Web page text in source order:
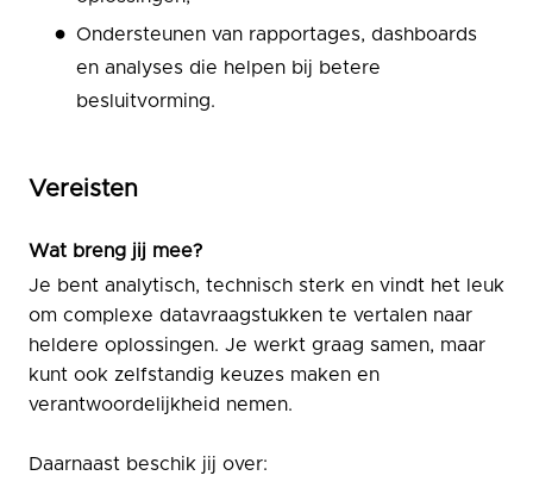
Ondersteunen van rapportages, dashboards
en analyses die helpen bij betere
besluitvorming.
Vereisten
Wat breng jij mee?
Je bent analytisch, technisch sterk en vindt het leuk
om complexe datavraagstukken te vertalen naar
heldere oplossingen. Je werkt graag samen, maar
kunt ook zelfstandig keuzes maken en
verantwoordelijkheid nemen.
Daarnaast beschik jij over: